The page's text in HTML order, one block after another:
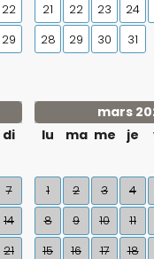
22
29
21
22 23 24
28
29 30 31
di
7
14
21
mars
lu
ma me je
1 2 3 4
8
9 10 11
15
16 17 18